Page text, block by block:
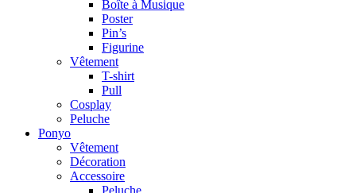
Boîte à Musique
Poster
Pin’s
Figurine
Vêtement
T-shirt
Pull
Cosplay
Peluche
Ponyo
Vêtement
Décoration
Accessoire
Peluche